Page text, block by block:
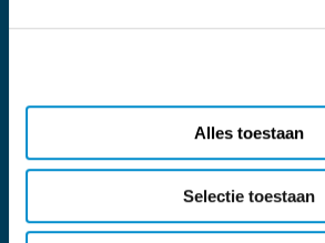
Alles toestaan
Selectie toestaan
Mediacentrum
Joop van den Endeplein 1
1217 WJ Hilversum